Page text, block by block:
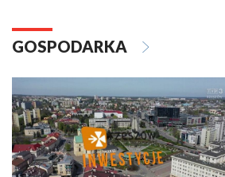
GOSPODARKA